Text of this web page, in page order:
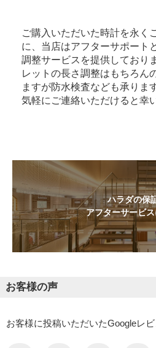
ご購入いただいた時計を永く
に、当店はアフターサポート
調整サービスを提供しており
レットの長さ調整はもちろん
ますが防水検査なども承りま
気軽にご連絡いただけると幸
ハラダの保
アフターサービ
お客様の声
お客様に投稿いただいたGoogleレ